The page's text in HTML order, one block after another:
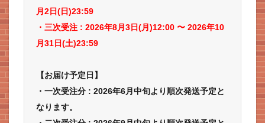
月2日(日)23:59
・三次受注 : 2026年8月3日(月)12:00 〜 2026年10
月31日(土)23:59
【お届け予定日】
・一次受注分 : 2026年6月中旬より順次発送予定と
なります。